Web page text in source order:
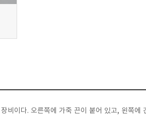
이다. 오른쪽에 가죽 끈이 붙어 있고, 왼쪽에